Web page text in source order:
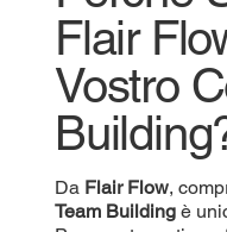
Flair
Vostro
Da Flair Flow,
Team Buildingè